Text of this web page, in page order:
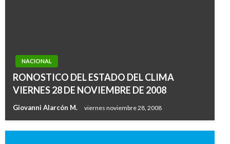
NACIONAL
RONOSTICO DEL ESTADO DEL CLIMA
VIERNES 28 DE NOVIEMBRE DE 2008
Giovanni Alarcón M. viernes noviembre 28, 2008